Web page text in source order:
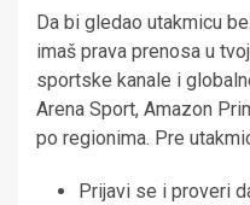
Da bi gledao utakmicu
imaš prava prenosa u
sportske kanale i
Arena Sport, Amazon
po regionima. Pre
Prijavi se i proveri